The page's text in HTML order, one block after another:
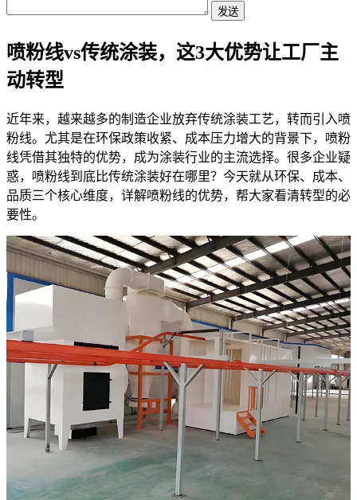
发送
喷粉线vs传统涂装，这3大优势让工厂主
动转型
近年来，越来越多的制造企业放弃传统涂装工艺，转而引入喷
粉线。尤其是在环保政策收紧、成本压力增大的背景下，喷粉
线凭借其独特的优势，成为涂装行业的主流选择。很多企业疑
惑，喷粉线到底比传统涂装好在哪里？今天就从环保、成本、
品质三个核心维度，详解喷粉线的优势，帮大家看清转型的必
要性。